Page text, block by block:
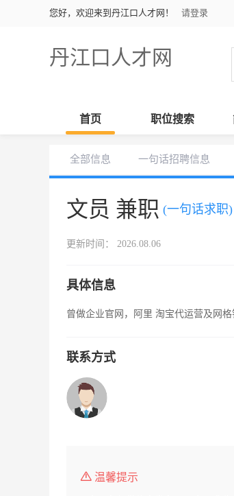
您好，欢迎来到丹江口人才网！ 请登录
丹江口人才网
首页 职位搜索
全部信息 一句话招聘信息
文员 兼职 (一句话求职)
更新时间： 2026.08.06
具体信息
曾做企业官网，阿里 淘宝代运营及网格
联系方式
温馨提示